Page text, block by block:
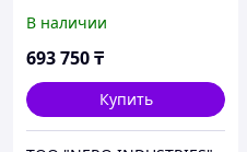
R.L
В наличии
693 750₸
Купить